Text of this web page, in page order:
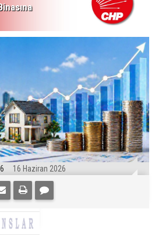
16 Haziran 2026